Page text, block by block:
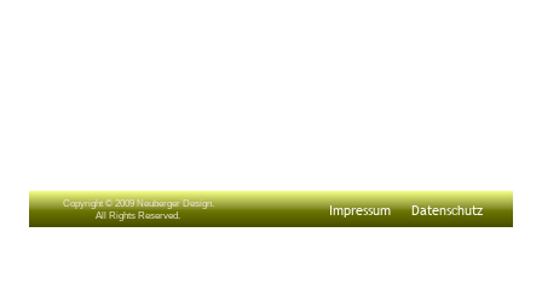
Impressum Datenschutz
Copyright © 2009 Neuberger Design.
All Rights Reserved.